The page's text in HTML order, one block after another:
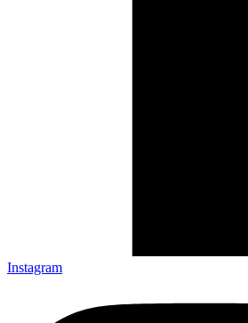
Instagram